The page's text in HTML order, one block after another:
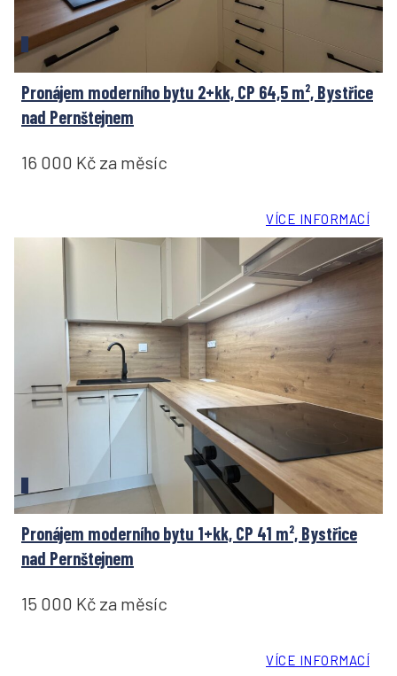
Pronájem moderního bytu 2+kk, CP 64,5 m², Bystřice
nad Pernštejnem
16 000 Kč za měsíc
VÍCE INFORMACÍ
Pronájem moderního bytu 1+kk, CP 41 m², Bystřice
nad Pernštejnem
15 000 Kč za měsíc
VÍCE INFORMACÍ